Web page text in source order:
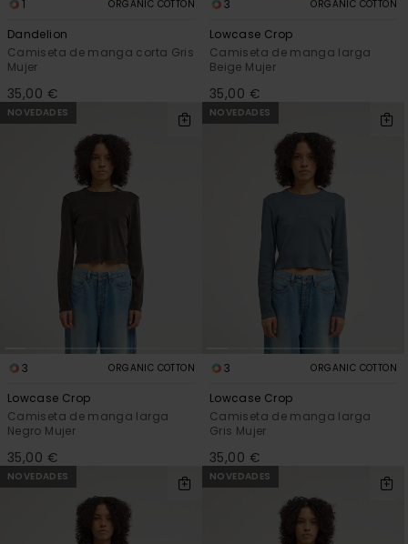
1 ORGANIC COTTON
Dandelion
Camiseta de manga corta Gris
Mujer
35,00 €
3 ORGANIC COTTON
Lowcase Crop
Camiseta de manga larga
Beige Mujer
35,00 €
NOVEDADES
3 ORGANIC COTTON
Lowcase Crop
Camiseta de manga larga
Negro Mujer
35,00 €
NOVEDADES
3 ORGANIC COTTON
Lowcase Crop
Camiseta de manga larga
Gris Mujer
35,00 €
NOVEDADES NOVEDADES